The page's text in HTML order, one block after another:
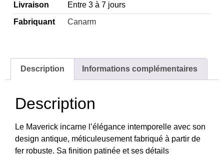
Livraison
Entre 3 à 7 jours
Fabriquant
Canarm
Description Informations complémentaires
Description
Le Maverick incarne l’élégance intemporelle avec son
design antique, méticuleusement fabriqué à partir de
fer robuste. Sa finition patinée et ses détails